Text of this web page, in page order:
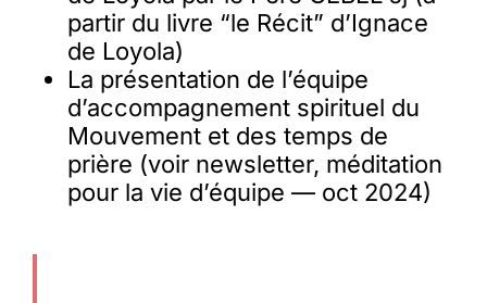
partir du livre “le Récit” d’Ignace
de Loyola)
La présentation de l’équipe
d’accompagnement spirituel du
Mouvement et des temps de
prière (voir newsletter, méditation
pour la vie d’équipe — oct 2024)